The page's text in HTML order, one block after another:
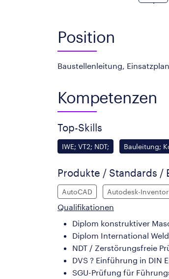
Position
Baustellenleitung,
Kompetenzen
Top-Skills
IWE; VT2; NDT; Bauleitung;
Produkte / Standards /
AutoCAD Autodesk-Inventor
Qualifikationen
Diplom konstruktiver
Diplom International
NDT / Zerstörungsfreie
DVS ? Einführung in DIN
SGU-Prüfung für